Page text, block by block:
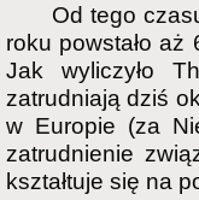
Od tego
roku powstało
Jak wyliczyło
zatrudniają dziś
w Europie (za
zatrudnienie
kształtuje się na